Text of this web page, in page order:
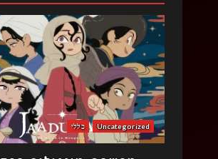
Uncategorized כללי